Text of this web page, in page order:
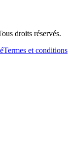
droits réservés.
Termes et conditions